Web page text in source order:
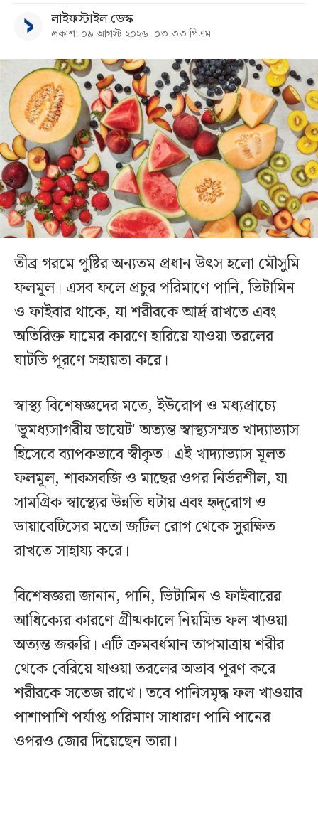
লাইফস্টাইল ডেস্ক
প্রকাশ: ০৯ আগস্ট ২০২৬, ০৩:৩৩ পিএম
তীব্র গরমে পুষ্টির অন্যতম প্রধান উৎস হলো মৌসুমি
ফলমূল। এসব ফলে প্রচুর পরিমাণে পানি, ভিটামিন
ও ফাইবার থাকে, যা শরীরকে আর্দ্র রাখতে এবং
অতিরিক্ত ঘামের কারণে হারিয়ে যাওয়া তরলের
ঘাটতি পূরণে সহায়তা করে।
স্বাস্থ্য বিশেষজ্ঞদের মতে, ইউরোপ ও মধ্যপ্রাচ্যে
'ভূমধ্যসাগরীয় ডায়েট' অত্যন্ত স্বাস্থ্যসম্মত খাদ্যাভ্যাস
হিসেবে ব্যাপকভাবে স্বীকৃত। এই খাদ্যাভ্যাস মূলত
ফলমূল, শাকসবজি ও মাছের ওপর নির্ভরশীল, যা
সামগ্রিক স্বাস্থ্যের উন্নতি ঘটায় এবং হৃদ্‌রোগ ও
ডায়াবেটিসের মতো জটিল রোগ থেকে সুরক্ষিত
রাখতে সাহায্য করে।
বিশেষজ্ঞরা জানান, পানি, ভিটামিন ও ফাইবারের
আধিক্যের কারণে গ্রীষ্মকালে নিয়মিত ফল খাওয়া
অত্যন্ত জরুরি। এটি ক্রমবর্ধমান তাপমাত্রায় শরীর
থেকে বেরিয়ে যাওয়া তরলের অভাব পূরণ করে
শরীরকে সতেজ রাখে। তবে পানিসমৃদ্ধ ফল খাওয়ার
পাশাপাশি পর্যাপ্ত পরিমাণ সাধারণ পানি পানের
ওপরও জোর দিয়েছেন তারা।